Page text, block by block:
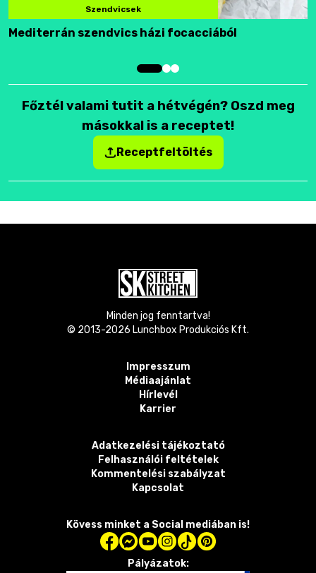
Szendvicsek
Mediterrán szendvics házi focacciából
Főztél valami tutit a hétvégén? Oszd meg
másokkal is a receptet!
Receptfeltöltés
Minden jog fenntartva!
© 2013-2026 Lunchbox Produkciós Kft.
Impresszum
Médiaajánlat
Hírlevél
Karrier
Adatkezelési tájékoztató
Felhasználói feltételek
Kommentelési szabályzat
Kapcsolat
Kövess minket a Social mediában is!
Pályázatok: